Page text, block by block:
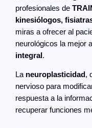
profesionales de
kinesiólogos,
miras a ofrecer al
neurológicos la mejor
integral .
La neuroplasticidad,
nervioso para
respuesta a la
recuperar funciones